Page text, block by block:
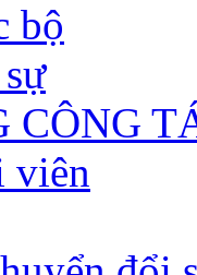
bộ
CÔNG
viên